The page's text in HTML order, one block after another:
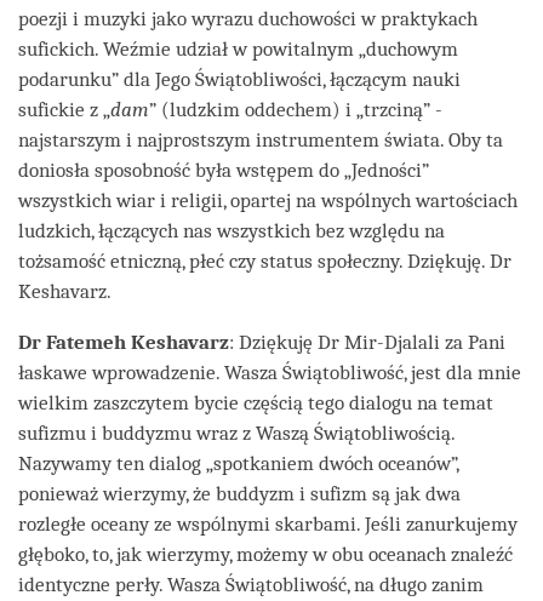
poezji i muzyki jako wyrazu duchowości w praktykach
sufickich. Weźmie udział w powitalnym „duchowym
podarunku” dla Jego Świątobliwości, łączącym nauki
sufickie z „dam” (ludzkim oddechem) i „trzciną” -
najstarszym i najprostszym instrumentem świata. Oby ta
doniosła sposobność była wstępem do „Jedności”
wszystkich wiar i religii, opartej na wspólnych wartościach
ludzkich, łączących nas wszystkich bez względu na
tożsamość etniczną, płeć czy status społeczny. Dziękuję. Dr
Keshavarz.
Dr Fatemeh Keshavarz: Dziękuję Dr Mir-Djalali za Pani
łaskawe wprowadzenie. Wasza Świątobliwość, jest dla mnie
wielkim zaszczytem bycie częścią tego dialogu na temat
sufizmu i buddyzmu wraz z Waszą Świątobliwością.
Nazywamy ten dialog „spotkaniem dwóch oceanów”,
ponieważ wierzymy, że buddyzm i sufizm są jak dwa
rozległe oceany ze wspólnymi skarbami. Jeśli zanurkujemy
głęboko, to, jak wierzymy, możemy w obu oceanach znaleźć
identyczne perły. Wasza Świątobliwość, na długo zanim